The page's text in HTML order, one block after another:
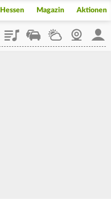
Magazin Aktionen
PlaylistStaupilotWetterWebcam